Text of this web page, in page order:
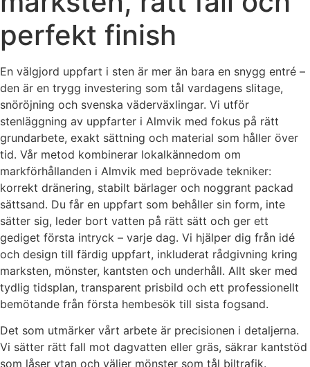
perfekt finish
En välgjord uppfart i sten är mer än bara en snygg entré –
den är en trygg investering som tål vardagens slitage,
snöröjning och svenska väderväxlingar. Vi utför
stenläggning av uppfarter i Almvik med fokus på rätt
grundarbete, exakt sättning och material som håller över
tid. Vår metod kombinerar lokalkännedom om
markförhållanden i Almvik med beprövade tekniker:
korrekt dränering, stabilt bärlager och noggrant packad
sättsand. Du får en uppfart som behåller sin form, inte
sätter sig, leder bort vatten på rätt sätt och ger ett
gediget första intryck – varje dag. Vi hjälper dig från idé
och design till färdig uppfart, inkluderat rådgivning kring
marksten, mönster, kantsten och underhåll. Allt sker med
tydlig tidsplan, transparent prisbild och ett professionellt
bemötande från första hembesök till sista fogsand.
Det som utmärker vårt arbete är precisionen i detaljerna.
Vi sätter rätt fall mot dagvatten eller gräs, säkrar kantstöd
som låser ytan och väljer mönster som tål biltrafik.